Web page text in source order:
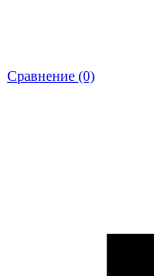
Сравнение (0)